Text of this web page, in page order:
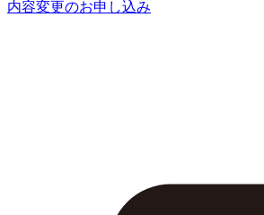
内容変更のお申し込み